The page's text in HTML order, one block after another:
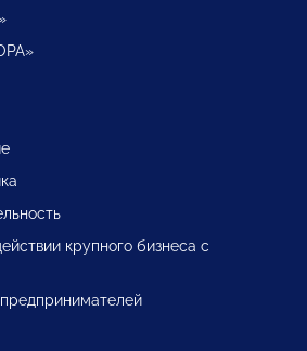
крупного бизнеса с